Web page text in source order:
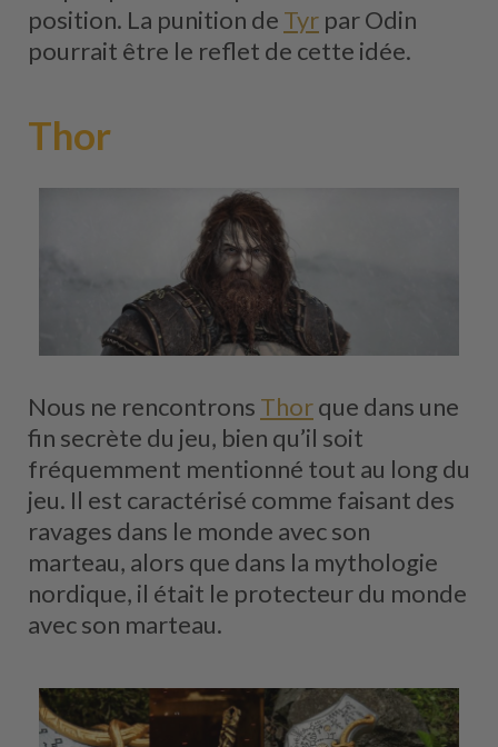
position. La punition de Tyr par Odin
pourrait être le reflet de cette idée.
Thor
Nous ne rencontrons Thorque dans une
fin secrète du jeu, bien qu’il soit
fréquemment mentionné tout au long du
jeu. Il est caractérisé comme faisant des
ravages dans le monde avec son
marteau, alors que dans la mythologie
nordique, il était le protecteur du monde
avec son marteau.